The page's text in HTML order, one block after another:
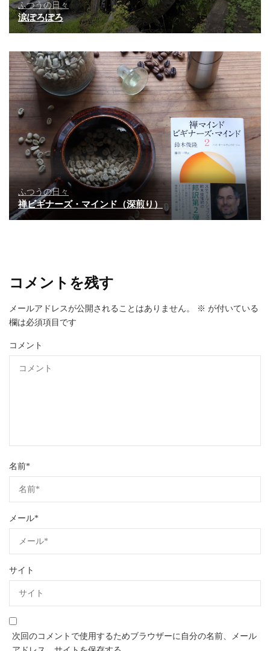
ふつうの日々
涙ぽろぽろ
ふつうの日々
禅ビギナーズ・マインド（深煎り）
コメントを残す
メールアドレスが公開されることはありません。 ※ が付いている
欄は必須項目です
コメント
名前*
メール*
サイト
次回のコメントで使用するためブラウザーに自分の名前、メール